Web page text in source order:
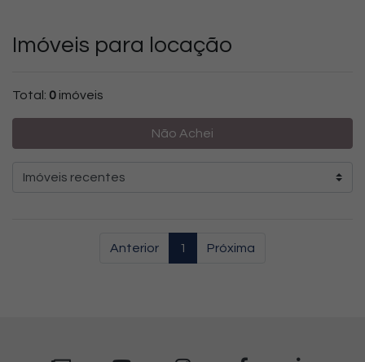
Imóveis para locação
Total: 0 imóveis
Não Achei
Anterior 1 Próxima